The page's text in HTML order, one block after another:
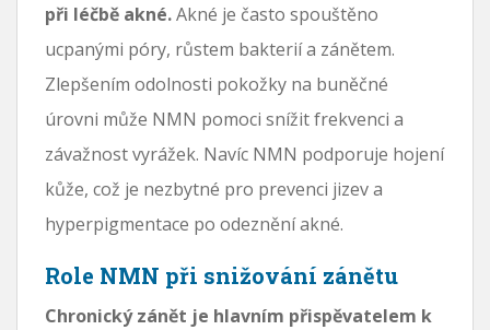
při léčbě akné.Akné je často spouštěno
ucpanými póry, růstem bakterií a zánětem.
Zlepšením odolnosti pokožky na buněčné
úrovni může NMN pomoci snížit frekvenci a
závažnost vyrážek. Navíc NMN podporuje hojení
kůže, což je nezbytné pro prevenci jizev a
hyperpigmentace po odeznění akné.
Role NMN při snižování zánětu
Chronický zánět je hlavním přispěvatelem k